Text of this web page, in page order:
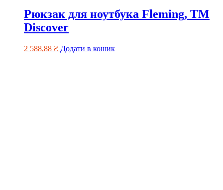
Рюкзак для ноутбука Fleming, ТМ
Discover
2 588,88 ₴ Додати в кошик